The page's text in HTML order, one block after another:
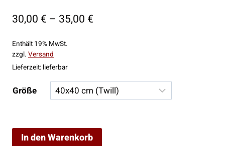
30,00 € – 35,00 €
Enthält 19% MwSt.
zzgl. Versand
Lieferzeit: lieferbar
Größe
Bassetti
In den Warenkorb